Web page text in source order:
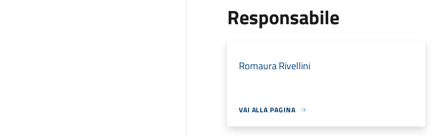
Responsabile
Romaura Rivellini
VAI ALLA PAGINA